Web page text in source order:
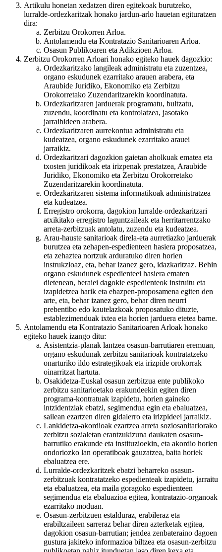
Artikulu honetan xedatzen diren egitekoak burutzeko,
lurralde-ordezkaritzak honako jardun-arlo hauetan egituratzen
dira:
Zerbitzu Orokorren Arloa.
Antolamendu eta Kontratazio Sanitarioaren Arloa.
Osasun Publikoaren eta Adikzioen Arloa.
Zerbitzu Orokorren Arloari honako egiteko hauek dagozkio:
Ordezkaritzako langileak administratu eta zuzentzea,
organo eskudunek ezarritako arauen arabera, eta
Araubide Juridiko, Ekonomiko eta Zerbitzu
Orokorretako Zuzendaritzarekin koordinatuta.
Ordezkaritzaren jarduerak programatu, bultzatu,
zuzendu, koordinatu eta kontrolatzea, jasotako
jarraibideen arabera.
Ordezkaritzaren aurrekontua administratu eta
kudeatzea, organo eskudunek ezarritako arauei
jarraikiz.
Ordezkaritzari dagozkion gaietan aholkuak ematea eta
txosten juridikoak eta irizpenak prestatzea, Araubide
Juridiko, Ekonomiko eta Zerbitzu Orokorretako
Zuzendaritzarekin koordinatuta.
Ordezkaritzaren sistema informatikoak administratzea
eta kudeatzea.
Erregistro orokorra, dagokion lurralde-ordezkaritzari
atxikitako erregistro laguntzaileak eta herritarrentzako
arreta-zerbitzuak antolatu, zuzendu eta kudeatzea.
Arau-hauste sanitarioak direla-eta aurretiazko jarduerak
burutzea eta zehapen-espedienteen hasiera proposatzea,
eta zehaztea nortzuk arduratuko diren horien
instrukzioaz, eta, behar izanez gero, idazkaritzaz. Behin
organo eskudunek espedienteei hasiera ematen
dietenean, beraiei dagokie espedienteok instruitu eta
izapidetzea harik eta ebazpen-proposamena egiten den
arte, eta, behar izanez gero, behar diren neurri
prebentibo edo kautelazkoak proposatuko dituzte,
establezimenduak ixtea eta horien jarduera etetea barne.
Antolamendu eta Kontratazio Sanitarioaren Arloak honako
egiteko hauek izango ditu:
Asistentzia-planak lantzea osasun-barrutiaren eremuan,
organo eskudunak zerbitzu sanitarioak kontratatzeko
onarturiko ildo estrategikoak eta irizpide orokorrak
oinarritzat hartuta.
Osakidetza-Euskal osasun zerbitzua ente publikoko
zerbitzu sanitarioetako erakundeekin egiten diren
programa-kontratuak izapidetu, horien gaineko
intzidentziak ebatzi, segimendua egin eta ebaluatzea,
sailean ezartzen diren gidalerro eta irizpideei jarraikiz.
Lankidetza-akordioak ezartzea arreta soziosanitariorako
zerbitzu sozialetan erantzukizuna daukaten osasun-
barrutiko erakunde eta instituzioekin, eta akordio horien
ondoriozko lan operatiboak gauzatzea, baita horiek
ebaluatzea ere.
Lurralde-ordezkaritzek ebatzi beharreko osasun-
zerbitzuak kontratatzeko espedienteak izapidetu, jarraitu
eta ebaluatzea, eta maila goragoko espedienteen
segimendua eta ebaluazioa egitea, kontratazio-organoak
ezarritako moduan.
Osasun-zerbitzuen estalduraz, erabileraz eta
erabiltzaileen sarreraz behar diren azterketak egitea,
dagokion osasun-barrutian; jendea zenbateraino dagoen
gustura jakiteko informazioa biltzea eta osasun-zerbitzu